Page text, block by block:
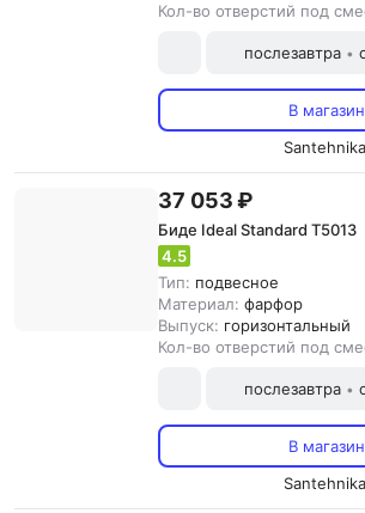
Кол-во отверстий под
послезавтра •
В магазин
37 053 ₽
Биде Ideal Standard T5013
4.5
Тип: подвесное
Материал: фарфор
Выпуск: горизонтальный
Кол-во отверстий под
послезавтра •
В магазин